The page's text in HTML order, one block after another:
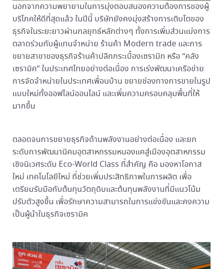
นอกจากความพยายามในการมุ่งตอบสนองความต้องการของผู้
บริโภคให้ดีที่สุดแล้ว ในปีนี้ บริษัทยังคงมุ่งสร้างการเติบโตของ
ธุรกิจในระยะยาวผ่านกลยุทธ์หลักต่างๆ ทั้งการเพิ่มส่วนแบ่งการ
ตลาดร่วมกับผู้แทนจำหน่าย ร้านค้า Modern trade และการ
ขยายสาขาของธุรกิจร้านค้าปลีกกระเบื้องเซรามิก หรือ “คลัง
เซรามิค” ในประเทศไทยอย่างต่อเนื่อง การเร่งพัฒนาเครือข่าย
การจัดจำหน่ายในประเทศเพื่อนบ้าน ขยายช่องทางการขายในรูป
แบบใหม่ทั้งออฟไลน์ออนไลน์ และเพิ่มความครอบคลุมพื้นที่ให้
มากขึ้น
ตลอดจนการขยายธุรกิจด้านพลังงานอย่างต่อเนื่อง และยก
ระดับการพัฒนานิคมอุตสาหกรรมหนองแคสู่เมืองอุตสาหกรรม
เชิงนิเวศระดับ Eco-World Class ที่สำคัญ คือ มองหาโอกาส
ใหม่ เทคโนโลยีใหม่ ที่ช่วยเพิ่มประสิทธิภาพในการผลิต เพื่อ
เตรียมรับมือกับต้นทุนวัตถุดิบและต้นทุนพลังงานที่มีแนวโน้ม
ปรับตัวสูงขึ้น เพื่อรักษาความสามารถในการแข่งขันและคงความ
เป็นผู้นำในธุรกิจเซรามิค